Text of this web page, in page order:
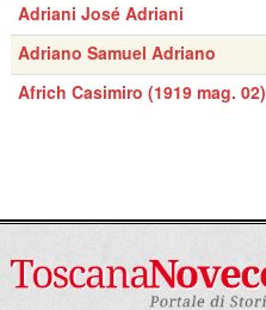
Adriani José Adriani
Adriano Samuel Adriano
Africh Casimiro (1919 mag. 02)